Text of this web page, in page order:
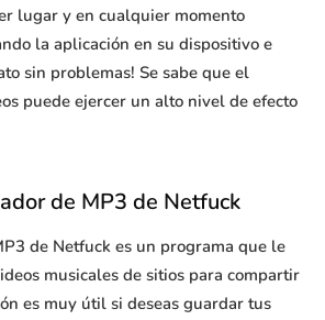
lugar y en cualquier momento
la aplicación en su dispositivo e
sin problemas! Se sabe que el
puede ejercer un alto nivel de efecto
de MP3 de Netfuck
de Netfuck es un programa que le
musicales de sitios para compartir
es muy útil si deseas guardar tus